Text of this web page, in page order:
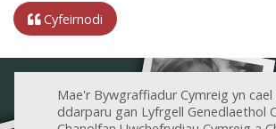
Cyfeirnodi
Mae'r Bywgraffiadur Cymreig yn cael
ddarparu gan Lyfrgell Genedlaethol